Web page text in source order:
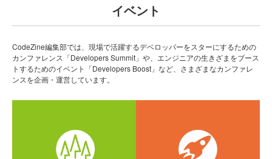
イベント
CodeZine編集部では、現場で活躍するデベロッパーをスターにするための
カンファレンス「Developers Summit」や、エンジニアの生きざまをブース
トするためのイベント「Developers Boost」など、さまざまなカンファレ
ンスを企画・運営しています。